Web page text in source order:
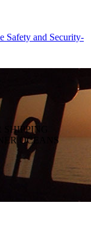
SHIPPING
OCEANS